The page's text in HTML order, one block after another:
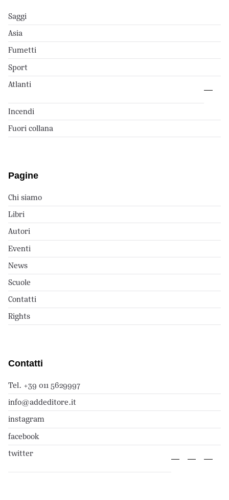
Saggi
Asia
Fumetti
Sport
Atlanti
Incendi
Fuori collana
Pagine
Chi siamo
Libri
Autori
Eventi
News
Scuole
Contatti
Rights
Contatti
Tel. +39 011 5629997
info@addeditore.it
instagram
facebook
twitter